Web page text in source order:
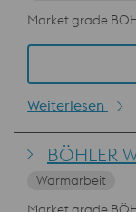
Market grade
Weiterlesen
BÖHLER
Warmarbeit